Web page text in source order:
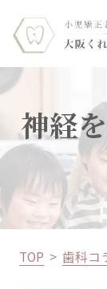
神経
TOP 歯科コ